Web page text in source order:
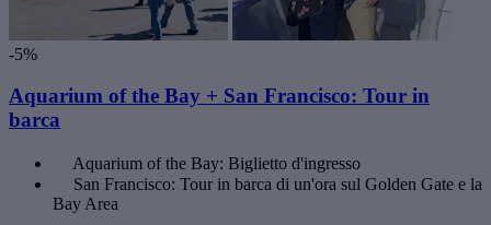
-5%
Aquarium of the Bay + San Francisco: Tour in
barca
Aquarium of the Bay: Biglietto d'ingresso
San Francisco: Tour in barca di un'ora sul Golden Gate e la
Bay Area